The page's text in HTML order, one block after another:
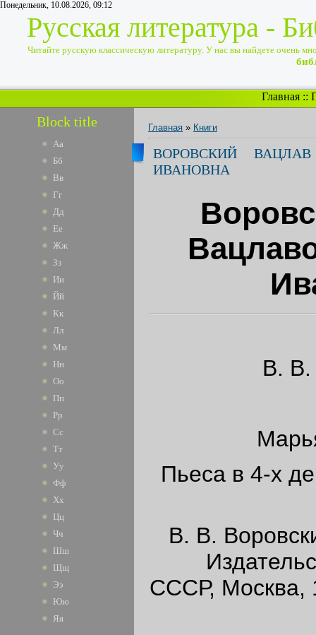
Понедельник, 10.08.2026, 09:12
Русская литература -
Читайте русскую классическую литературу. У нас вы найдете очень
Главная ::
Block title
Аа
Бб
Вв
Гг
Дд
Ее
Жж
Зз
Ии
Йй
Кк
Лл
Мм
Нн
Оо
Пп
Рр
Сс
Тт
Уу
Фф
Хх
Цц
Чч
Шш
Щщ
Ээ
Юю
Яя
Главная » Книги
ВОРОВСКИЙ
ИВАНОВНА
В. В.
Пьеса в 4-х
В. В.
СССР, Москва,